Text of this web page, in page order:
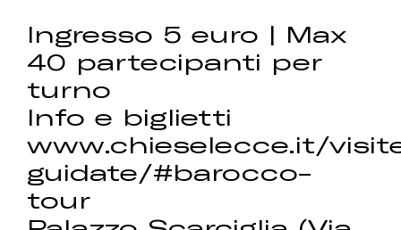
Ingresso 5 euro | Max
40 partecipanti per
turno
Info e biglietti
www.chieselecce.it/
guidate/#barocco-
tour